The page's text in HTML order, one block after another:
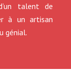
talent de
à un artisan
génial.